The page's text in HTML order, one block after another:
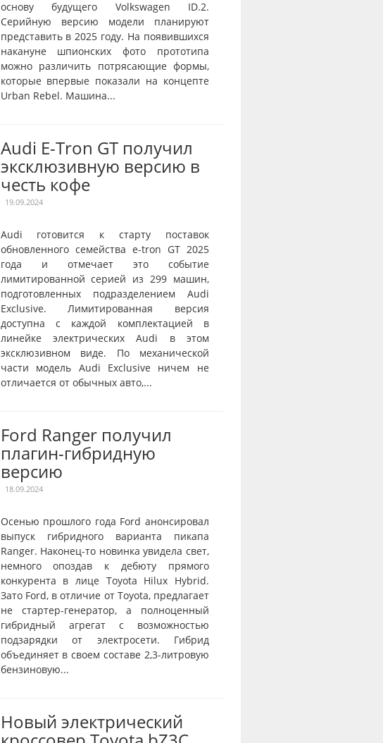
основу будущего Volkswagen ID.2.
Серийную версию модели планируют
представить в 2025 году. На появившихся
накануне шпионских фото прототипа
можно различить потрясающие формы,
которые впервые показали на концепте
Urban Rebel. Машина...
Audi E-Tron GT получил
эксклюзивную версию в
честь кофе
19.09.2024
Audi готовится к старту поставок
обновленного семейства e-tron GT 2025
года и отмечает это событие
лимитированной серией из 299 машин,
подготовленных подразделением Audi
Exclusive. Лимитированная версия
доступна с каждой комплектацией в
линейке электрических Audi в этом
эксклюзивном виде. По механической
части модель Audi Exclusive ничем не
отличается от обычных авто,...
Ford Ranger получил
плагин-гибридную
версию
18.09.2024
Осенью прошлого года Ford анонсировал
выпуск гибридного варианта пикапа
Ranger. Наконец-то новинка увидела свет,
немного опоздав к дебюту прямого
конкурента в лице Toyota Hilux Hybrid.
Зато Ford, в отличие от Toyota, предлагает
не стартер-генератор, а полноценный
гибридный агрегат с возможностью
подзарядки от электросети. Гибрид
объединяет в своем составе 2,3-литровую
бензиновую...
Новый электрический